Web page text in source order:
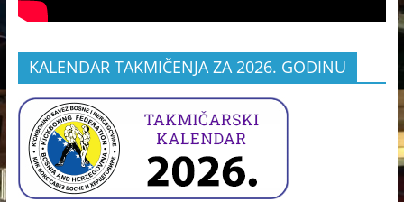
KALENDAR TAKMIČENJA ZA 2026. GODINU